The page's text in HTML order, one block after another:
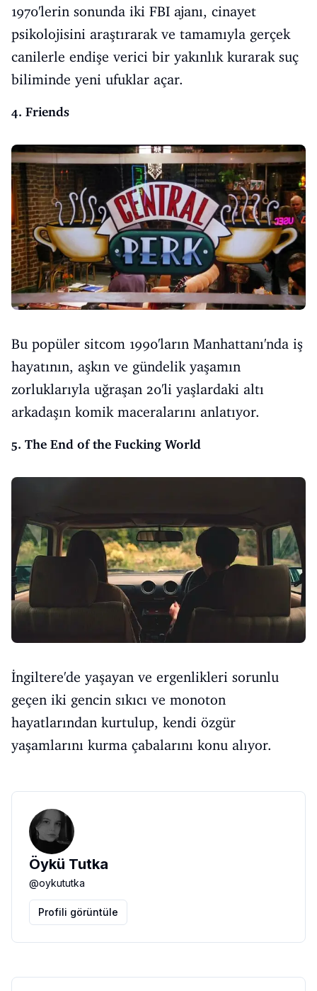
1970'lerin sonunda iki FBI ajanı, cinayet
psikolojisini araştırarak ve tamamıyla gerçek
canilerle endişe verici bir yakınlık kurarak suç
biliminde yeni ufuklar açar.
4. Friends
Bu popüler sitcom 1990'ların Manhattanı'nda iş
hayatının, aşkın ve gündelik yaşamın
zorluklarıyla uğraşan 20'li yaşlardaki altı
arkadaşın komik maceralarını anlatıyor.
5. The End of the Fucking World
İngiltere'de yaşayan ve ergenlikleri sorunlu
geçen iki gencin sıkıcı ve monoton
hayatlarından kurtulup, kendi özgür
yaşamlarını kurma çabalarını konu alıyor.
Öykü Tutka
@oykututka
Profili görüntüle